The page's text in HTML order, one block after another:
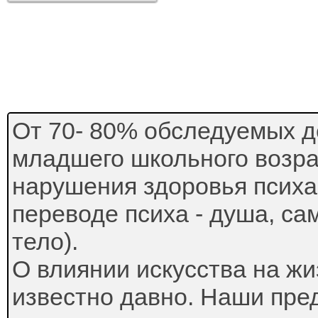
От 70- 80% обследуемых
младшего школьного
нарушения здоровья
переводе психа - душа,
тело).
О влиянии искусства на
известно давно. Наши